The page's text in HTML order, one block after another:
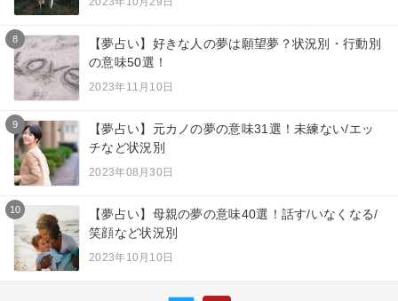
8
【夢占い】好きな人の夢は願望夢？状況別・行動別
の意味50選！
2023年11月10日
9
【夢占い】元カノの夢の意味31選！未練ない/エッ
チなど状況別
2023年08月30日
10
【夢占い】母親の夢の意味40選！話す/いなくなる/
笑顔など状況別
2023年10月10日